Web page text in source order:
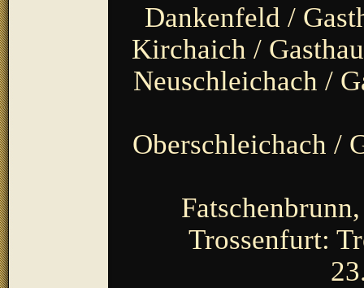
Dankenfeld /
Kirchaich /
Neuschleichach /
Oberschleichach /
Trossenfurt: